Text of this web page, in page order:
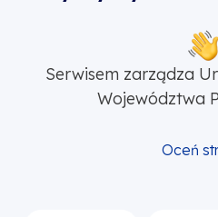
Serwisem zarządza
Województwa
Oceń